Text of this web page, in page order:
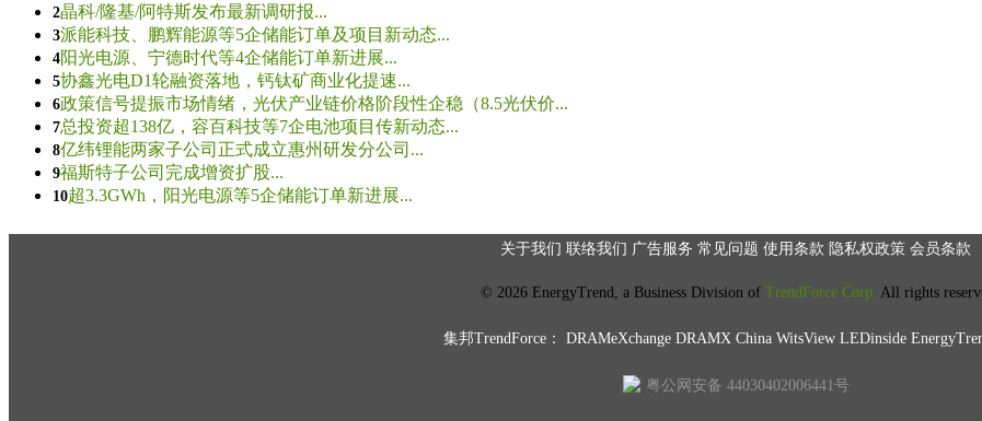
2晶科/隆基/阿特斯发布最新调研报...
3派能科技、鹏辉能源等5企储能订单及项目新动态...
4阳光电源、宁德时代等4企储能订单新进展...
5协鑫光电D1轮融资落地，钙钛矿商业化提速...
6政策信号提振市场情绪，光伏产业链价格阶段性企稳（8.5光伏价...
7总投资超138亿，容百科技等7企电池项目传新动态...
8亿纬锂能两家子公司正式成立惠州研发分公司...
9福斯特子公司完成增资扩股...
10超3.3GWh，阳光电源等5企储能订单新进展...
关于我们 联络我们 广告服务 常见问题 使用条款 隐私权政策 会员条款
© 2026 EnergyTrend, a Business Division of TrendForce Corp. All rights
集邦TrendForce： DRAMeXchange DRAMX China WitsView LEDinside
粤公网安备 44030402006441号